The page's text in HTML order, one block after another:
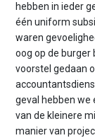
hebben in ieder
één uniform
waren
oog op de burger
voorstel gedaan
geval hebben we
van de kleinere
manier van